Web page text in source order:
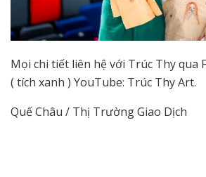
Mọi chi tiết liên hệ với Trúc Thy qua
( tích xanh ) YouTube: Trúc Thy Art.
Quế Châu / Thị Trường Giao Dịch